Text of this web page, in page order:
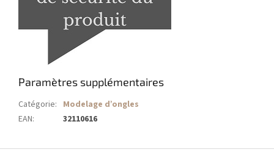
Paramètres supplémentaires
Catégorie: Modelage d’ongles
EAN: 32110616